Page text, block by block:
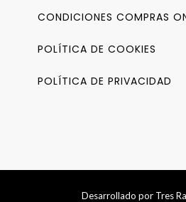
CONDICIONES COMPRAS
POLÍTICA DE COOKIES
POLÍTICA DE PRIVACIDAD
Desarrollado por Tres